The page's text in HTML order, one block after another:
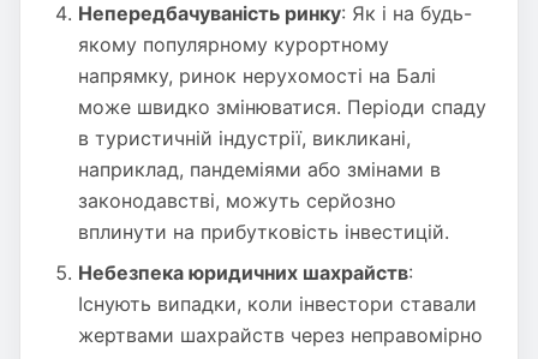
Непередбачуваність ринку: Як і на будь-
якому популярному курортному
напрямку, ринок нерухомості на Балі
може швидко змінюватися. Періоди спаду
в туристичній індустрії, викликані,
наприклад, пандеміями або змінами в
законодавстві, можуть серйозно
вплинути на прибутковість інвестицій.
Небезпека юридичних шахрайств:
Існують випадки, коли інвестори ставали
жертвами шахрайств через неправомірно